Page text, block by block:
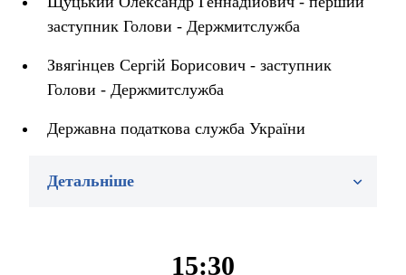
заступник Голови - Держмитслужба
Звягінцев Сергій Борисович - заступник
Голови - Держмитслужба
Державна податкова служба України
Детальніше
15:30